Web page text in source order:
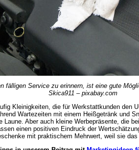
fälligen Service zu erinnern, ist eine gute
Skica911 – pixabay.com
Kleinigkeiten, die für Werkstattkunden den
Wartezeiten mit einem Heißgetränk und
Laune. Aber auch kleine Werbepräsente, die
einen positiven Eindruck der
mit praktischem Mehrwert, weil sie